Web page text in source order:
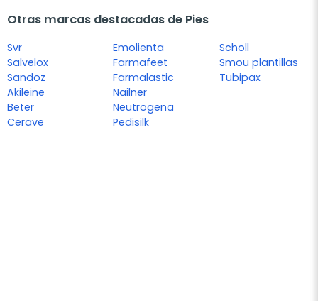
Otras marcas destacadas de Pies
Svr
Salvelox
Sandoz
Akileine
Beter
Cerave
Emolienta
Farmafeet
Farmalastic
Nailner
Neutrogena
Pedisilk
Scholl
Smou plantillas
Tubipax